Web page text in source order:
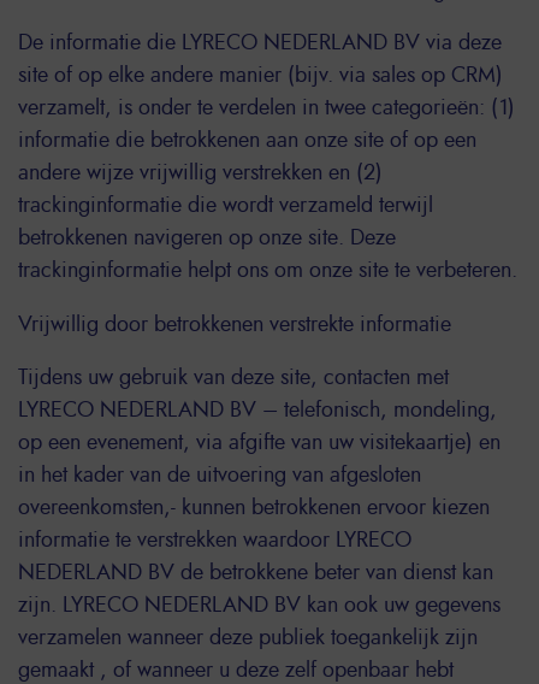
De informatie die LYRECO NEDERLAND BV via deze
site of op elke andere manier (bijv. via sales op CRM)
verzamelt, is onder te verdelen in twee categorieën: (1)
informatie die betrokkenen aan onze site of op een
andere wijze vrijwillig verstrekken en (2)
trackinginformatie die wordt verzameld terwijl
betrokkenen navigeren op onze site. Deze
trackinginformatie helpt ons om onze site te verbeteren.
Vrijwillig door betrokkenen verstrekte informatie
Tijdens uw gebruik van deze site, contacten met
LYRECO NEDERLAND BV – telefonisch, mondeling,
op een evenement, via afgifte van uw visitekaartje) en
in het kader van de uitvoering van afgesloten
overeenkomsten,- kunnen betrokkenen ervoor kiezen
informatie te verstrekken waardoor LYRECO
NEDERLAND BV de betrokkene beter van dienst kan
zijn. LYRECO NEDERLAND BV kan ook uw gegevens
verzamelen wanneer deze publiek toegankelijk zijn
gemaakt , of wanneer u deze zelf openbaar hebt